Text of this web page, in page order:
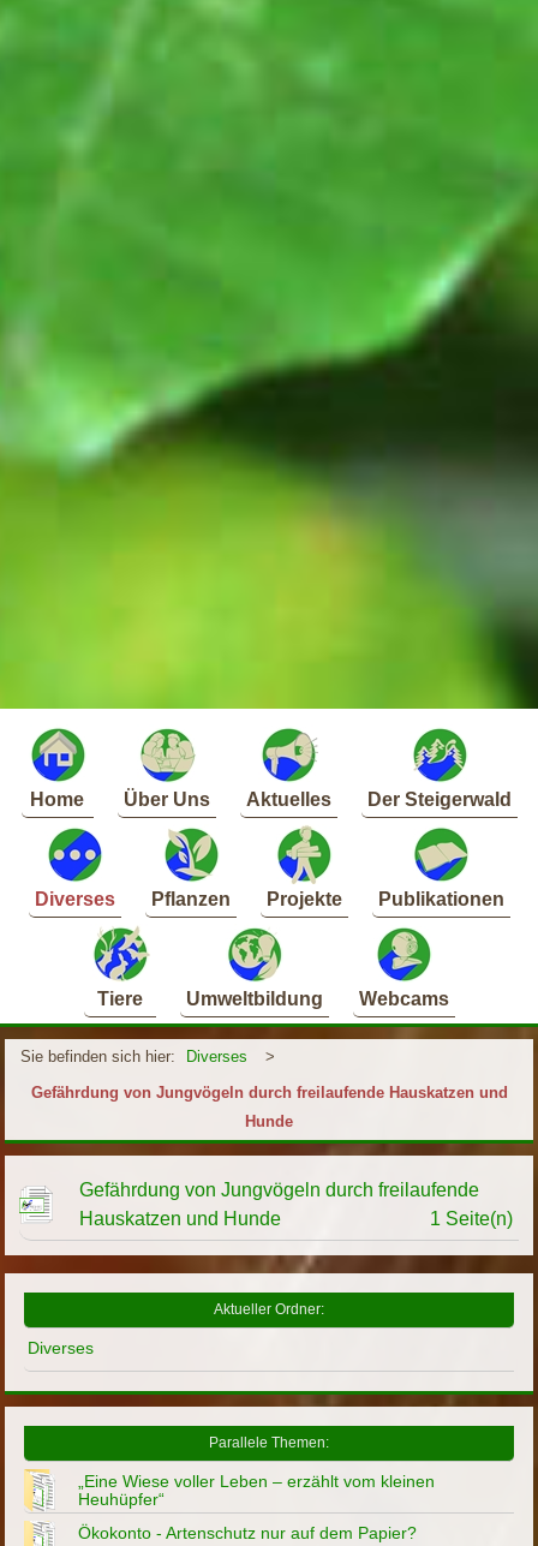
Home Über Uns Aktuelles Der Steigerwald
Diverses Pflanzen Projekte Publikationen
Tiere Umweltbildung Webcams
Sie befinden sich hier: Diverses
>
Gefährdung von Jungvögeln durch freilaufende Hauskatzen und
Hunde
Gefährdung von Jungvögeln durch freilaufende
Hauskatzen und Hunde
1 Seite(n)
Aktueller Ordner:
Diverses
Parallele Themen:
„Eine Wiese voller Leben – erzählt vom kleinen
Heuhüpfer“
Ökokonto - Artenschutz nur auf dem Papier?